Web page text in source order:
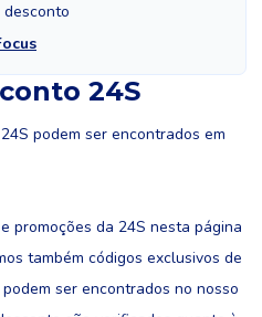
desconto
24S
podem ser encontrados em
promoções da 24S nesta página
também códigos exclusivos de
ser encontrados no nosso